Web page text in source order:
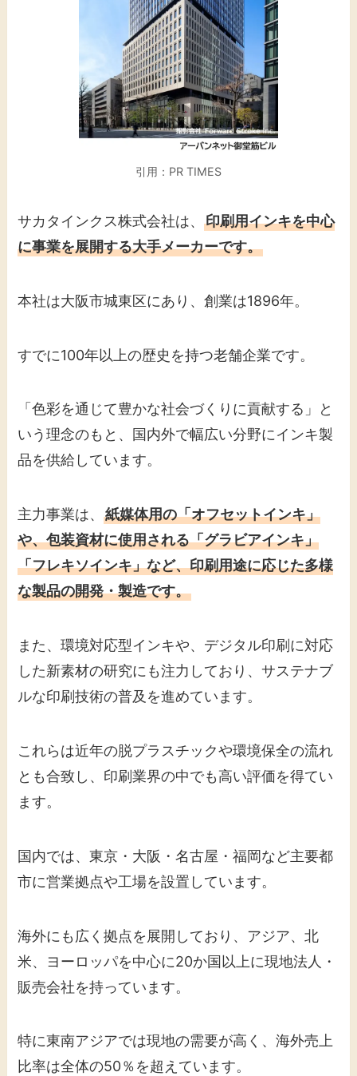
引用：PR TIMES
サカタインクス株式会社は、印刷用インキを中心
に事業を展開する大手メーカーです。
本社は大阪市城東区にあり、創業は1896年。
すでに100年以上の歴史を持つ老舗企業です。
「色彩を通じて豊かな社会づくりに貢献する」と
いう理念のもと、国内外で幅広い分野にインキ製
品を供給しています。
主力事業は、紙媒体用の「オフセットインキ」
や、包装資材に使用される「グラビアインキ」
「フレキソインキ」など、印刷用途に応じた多様
な製品の開発・製造です。
また、環境対応型インキや、デジタル印刷に対応
した新素材の研究にも注力しており、サステナブ
ルな印刷技術の普及を進めています。
これらは近年の脱プラスチックや環境保全の流れ
とも合致し、印刷業界の中でも高い評価を得てい
ます。
国内では、東京・大阪・名古屋・福岡など主要都
市に営業拠点や工場を設置しています。
海外にも広く拠点を展開しており、アジア、北
米、ヨーロッパを中心に20か国以上に現地法人・
販売会社を持っています。
特に東南アジアでは現地の需要が高く、海外売上
比率は全体の50％を超えています。